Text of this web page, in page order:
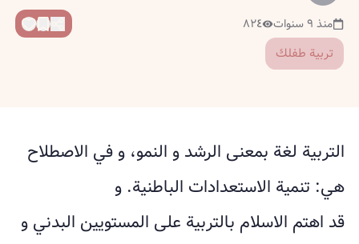
تربية طفلك
منذ ٩ سنوات ٨٢٤
التربية لغة بمعنى الرشد و النمو، و في الاصطلاح
هي: تنمية الاستعدادات الباطنية. و
قد اهتم الاسلام بالتربية على المستويين البدني و